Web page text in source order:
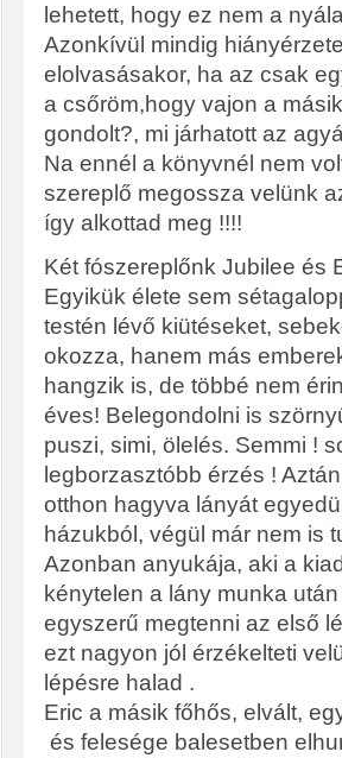
lehetett, hogy ez nem a
Azonkívül mindig
elolvasásakor, ha az csak
a csőröm,hogy vajon a
gondolt?, mi járhatott az
Na ennél a könyvnél nem
szereplő megossza velünk
így alkottad meg !!!!
Két fószereplőnk Jubilee és
Egyikük élete sem
testén lévő kiütéseket,
okozza, hanem más
hangzik is, de többé nem
éves! Belegondolni is
puszi, simi, ölelés. Semmi !
legborzasztóbb érzés !
otthon hagyva lányát
házukból, végül már nem is
Azonban anyukája, aki a
kénytelen a lány munka
egyszerű megtenni az első
ezt nagyon jól érzékelteti
lépésre halad .
Eric a másik főhős, elvált,
és felesége balesetben